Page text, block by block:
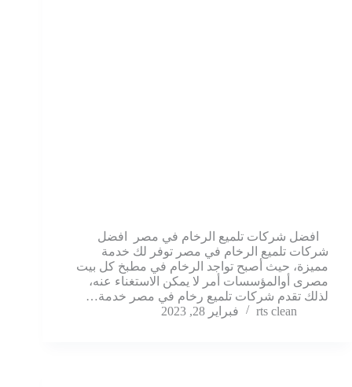
افضل شركات تلميع الرخام في مصر افضل
شركات تلميع الرخام في مصر توفر لك خدمة
مميزة، حيث أصبح تواجد الرخام في مطبخ كل بيت
مصرى أوالمؤسسات أمر لا يمكن الاستغناء عنه،
لذلك تقدم شركات تلميع رخام في مصر خدمة…
rts clean
فبراير 28, 2023